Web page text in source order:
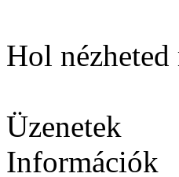
Hol
Üzenetek
Információk